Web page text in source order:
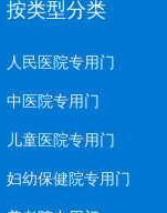
按类型分类
人民医院专用门
中医院专用门
儿童医院专用门
妇幼保健院专用门